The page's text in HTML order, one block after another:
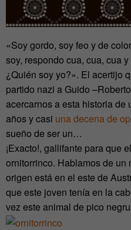
«Soy gordo, soy feo y de
soy, respondo cua, cua, cua
¿Quién soy yo?». El acertijo
partido nazi a Guido
acercarnos a esta historia de
años y casi una decena de
sueño de ser un…
¡Exacto!, gallifante para que
ornitorrinco. Hablamos de un
origen está en el este de
que este joven tenía en la
vez este animal de pico